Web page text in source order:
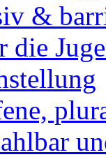
&
die